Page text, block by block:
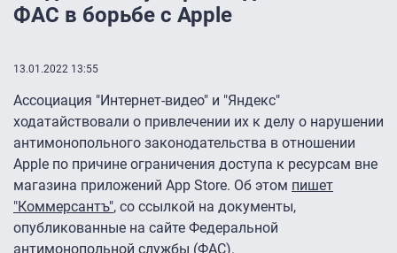
ФАС в борьбе с Apple
13.01.2022 13:55
Ассоциация "Интернет-видео" и "Яндекс"
ходатайствовали о привлечении их к делу о нарушении
антимонопольного законодательства в отношении
Apple по причине ограничения доступа к ресурсам вне
магазина приложений App Store. Об этом пишет
"Коммерсантъ", со ссылкой на документы,
опубликованные на сайте Федеральной
антимонопольной службы (ФАС).